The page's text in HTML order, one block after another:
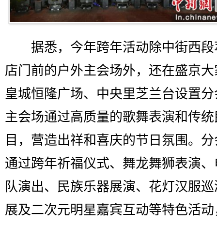
据悉，今年跨年活动除中街西段
店门前的户外主会场外，还在盛京
皇城恒隆广场、中央里芝兰台设置
主会场通过高质量的歌舞表演和传
目，营造出祥和喜庆的节日氛围。
通过跨年祈福仪式、舞龙舞狮表演
队演出、民族乐器展演、花灯汉服
展及二次元明星嘉宾互动等特色活